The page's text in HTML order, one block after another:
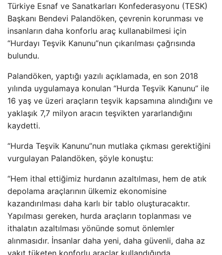
Türkiye Esnaf ve Sanatkarları Konfederasyonu (TESK)
Başkanı Bendevi Palandöken, çevrenin korunması ve
insanların daha konforlu araç kullanabilmesi için
“Hurdayı Teşvik Kanunu”nun çıkarılması çağrısında
bulundu.
Palandöken, yaptığı yazılı açıklamada, en son 2018
yılında uygulamaya konulan “Hurda Teşvik Kanunu” ile
16 yaş ve üzeri araçların teşvik kapsamına alındığını ve
yaklaşık 7,7 milyon aracın teşvikten yararlandığını
kaydetti.
“Hurda Teşvik Kanunu”nun mutlaka çıkması gerektiğini
vurgulayan Palandöken, şöyle konuştu:
“Hem ithal ettiğimiz hurdanın azaltılması, hem de atık
depolama araçlarının ülkemiz ekonomisine
kazandırılması daha karlı bir tablo oluşturacaktır.
Yapılması gereken, hurda araçların toplanması ve
ithalatın azaltılması yönünde somut önlemler
alınmasıdır. İnsanlar daha yeni, daha güvenli, daha az
yakıt tüketen konforlu araçlar kullandığında